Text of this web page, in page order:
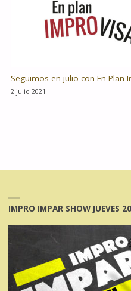
Seguimos en julio con En Plan
2 julio 2021
IMPRO IMPAR SHOW JUEVES